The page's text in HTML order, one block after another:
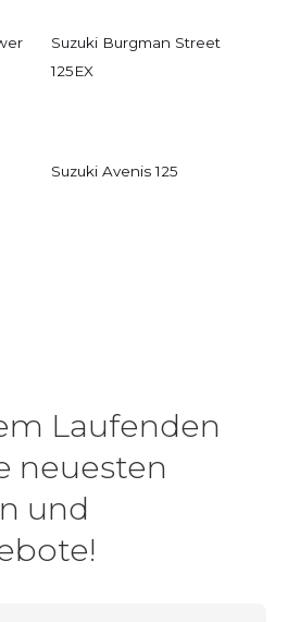
Suzuki Burgman Street
125EX
Suzuki Avenis 125
Laufenden
neuesten
und